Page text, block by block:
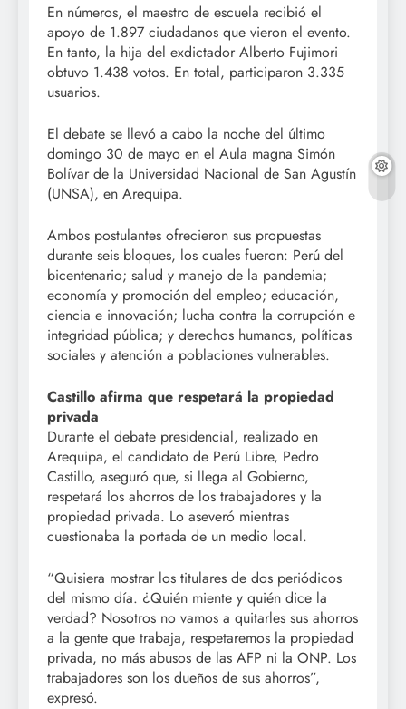
En números, el maestro de escuela recibió el
apoyo de 1.897 ciudadanos que vieron el evento.
En tanto, la hija del exdictador Alberto Fujimori
obtuvo 1.438 votos. En total, participaron 3.335
usuarios.
El debate se llevó a cabo la noche del último
domingo 30 de mayo en el Aula magna Simón
Bolívar de la Universidad Nacional de San Agustín
(UNSA), en Arequipa.
Ambos postulantes ofrecieron sus propuestas
durante seis bloques, los cuales fueron: Perú del
bicentenario; salud y manejo de la pandemia;
economía y promoción del empleo; educación,
ciencia e innovación; lucha contra la corrupción e
integridad pública; y derechos humanos, políticas
sociales y atención a poblaciones vulnerables.
Castillo afirma que respetará la propiedad
privada
Durante el debate presidencial, realizado en
Arequipa, el candidato de Perú Libre, Pedro
Castillo, aseguró que, si llega al Gobierno,
respetará los ahorros de los trabajadores y la
propiedad privada. Lo aseveró mientras
cuestionaba la portada de un medio local.
“Quisiera mostrar los titulares de dos periódicos
del mismo día. ¿Quién miente y quién dice la
verdad? Nosotros no vamos a quitarles sus ahorros
a la gente que trabaja, respetaremos la propiedad
privada, no más abusos de las AFP ni la ONP. Los
trabajadores son los dueños de sus ahorros”,
expresó.